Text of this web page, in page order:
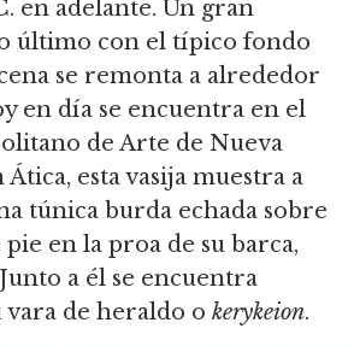
en adelante. Un gran
último con el típico fondo
se remonta a alrededor
en día se encuentra en el
de Arte de Nueva
esta vasija muestra a
túnica burda echada sobre
en la proa de su barca,
a él se encuentra
vara de heraldo o kerykeion.